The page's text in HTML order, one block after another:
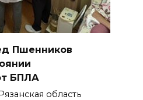
Пшенников
БПЛА
область